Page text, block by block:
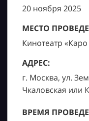
20 ноября 2025
МЕСТО
Кинотеатр
АДРЕС:
г. Москва, ул.
Чкаловская или
ВРЕМЯ